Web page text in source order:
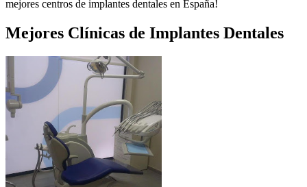
mejores centros de implantes dentales en España!
Mejores Clínicas de Implantes Dentales